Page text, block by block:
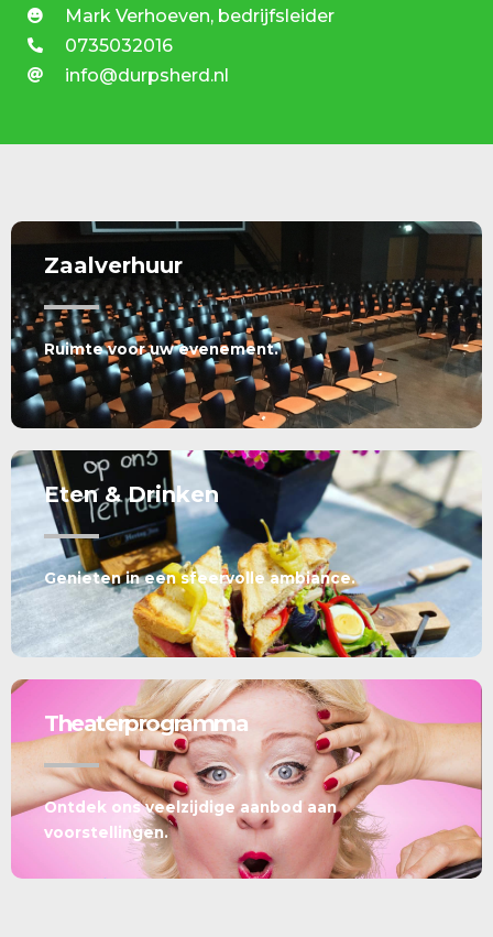
Mark Verhoeven, bedrijfsleider
0735032016
info@durpsherd.nl
Zaalverhuur
Ruimte voor uw evenement.
Eten & Drinken
Genieten in een sfeervolle ambiance.
Theaterprogramma
Ontdek ons veelzijdige aanbod aan
voorstellingen.